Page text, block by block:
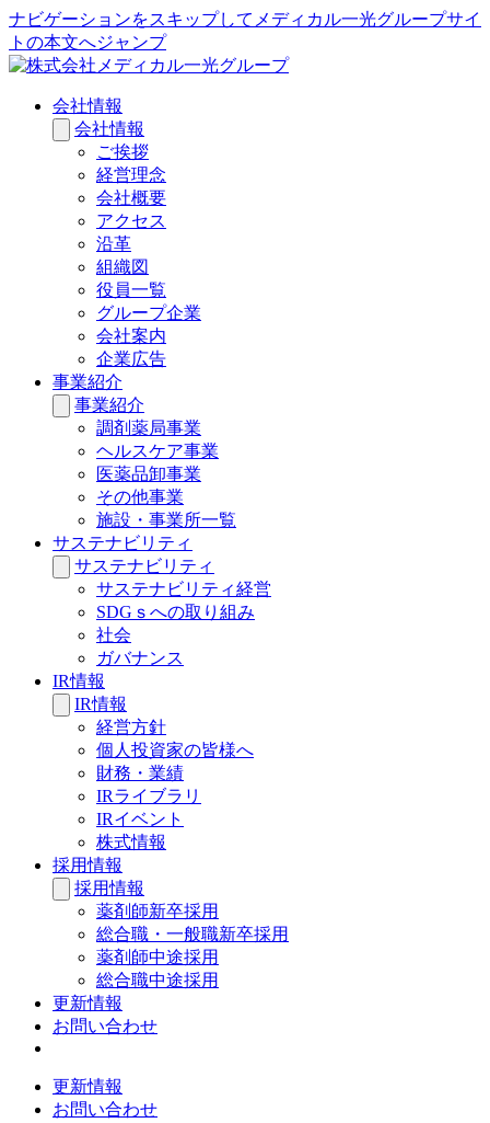
ナビゲーションをスキップしてメディカル一光グループサイ
トの本文へジャンプ
会社情報
会社情報
ご挨拶
経営理念
会社概要
アクセス
沿革
組織図
役員一覧
グループ企業
会社案内
企業広告
事業紹介
事業紹介
調剤薬局事業
ヘルスケア事業
医薬品卸事業
その他事業
施設・事業所一覧
サステナビリティ
サステナビリティ
サステナビリティ経営
SDGｓへの取り組み
社会
ガバナンス
IR情報
IR情報
経営方針
個人投資家の皆様へ
財務・業績
IRライブラリ
IRイベント
株式情報
採用情報
採用情報
薬剤師新卒採用
総合職・一般職新卒採用
薬剤師中途採用
総合職中途採用
更新情報
お問い合わせ
更新情報
お問い合わせ